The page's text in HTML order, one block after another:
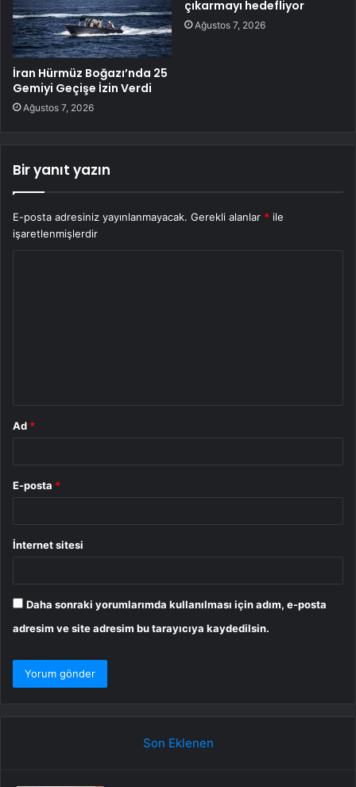
İran Hürmüz Boğazı’nda 25
Gemiyi Geçişe İzin Verdi
Ağustos 7, 2026
çıkarmayı hedefliyor
Ağustos 7, 2026
Bir yanıt yazın
E-posta adresiniz yayınlanmayacak. Gerekli alanlar * ile
işaretlenmişlerdir
Ad *
E-posta *
İnternet sitesi
Daha sonraki yorumlarımda kullanılması için adım, e-posta
adresim ve site adresim bu tarayıcıya kaydedilsin.
Son Eklenen